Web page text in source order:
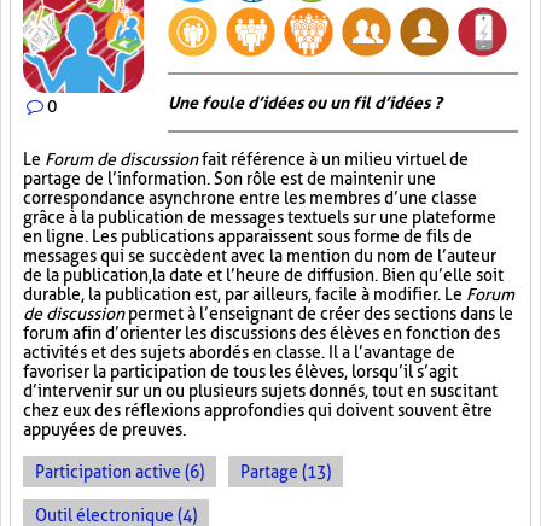
0 Une foule d’idées ou un fil d’idées ?
Le Forum de discussionfait référence à un milieu virtuel de
partage de l’information. Son rôle est de maintenir une
correspondance asynchrone entre les membres d’une classe
grâce à la publication de messages textuels sur une plateforme
en ligne. Les publications apparaissent sous forme de fils de
messages qui se succèdent avec la mention du nom de l’auteur
de la publication, la date et l’heure de diffusion. Bien qu’elle soit
durable, la publication est, par ailleurs, facile à modifier. Le Forum
de discussionpermet à l’enseignant de créer des sections dans le
forum afin d’orienter les discussions des élèves en fonction des
activités et des sujets abordés en classe. Il a l’avantage de
favoriser la participation de tous les élèves, lorsqu’il s’agit
d’intervenir sur un ou plusieurs sujets donnés, tout en suscitant
chez eux des réflexions approfondies qui doivent souvent être
appuyées de preuves.
Participation active (6) Partage (13)
Outil électronique (4)